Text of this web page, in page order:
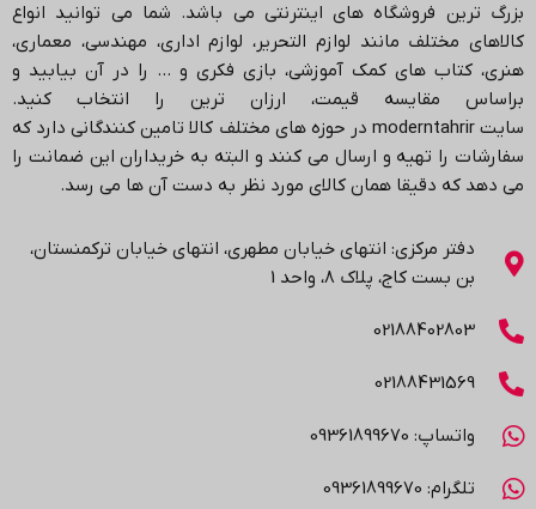
بزرگ ترین فروشگاه های اینترنتی می باشد. شما می توانید انواع
کالاهای مختلف مانند لوازم التحریر، لوازم اداری، مهندسی، معماری،
هنری، کتاب های کمک آموزشی، بازی فکری و … را در آن بیابید و
براساس مقایسه قیمت، ارزان ترین را انتخاب کنید.
سایتmoderntahrir در حوزه های مختلف کالا تامین کنندگانی دارد که
سفارشات را تهیه و ارسال می کنند و البته به خریداران این ضمانت را
می دهد که دقیقا همان کالای مورد نظر به دست آن ها می رسد.
دفتر مرکزی: انتهاي خیابان مطهری، انتهاي خیابان ترکمنستان،
بن بست کاج، پلاک ۸، واحد 1
02188402803
02188431569
واتساپ: 09361899670
تلگرام: 09361899670